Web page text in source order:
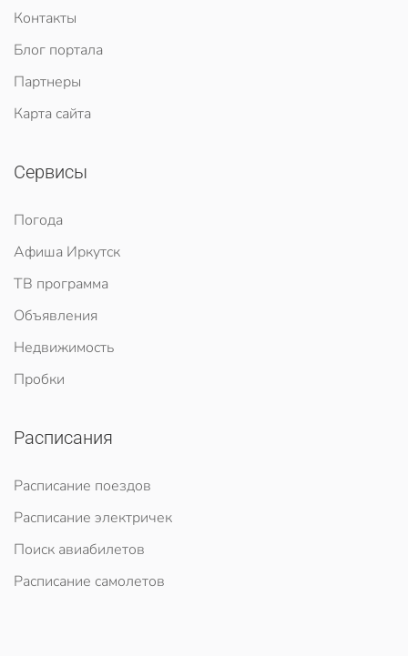
Контакты
Блог портала
Партнеры
Карта сайта
Сервисы
Погода
Афиша Иркутск
ТВ программа
Объявления
Недвижимость
Пробки
Расписания
Расписание поездов
Расписание электричек
Поиск авиабилетов
Расписание самолетов